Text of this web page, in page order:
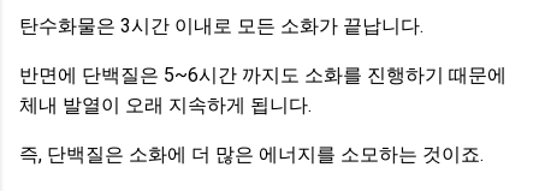
탄수화물은 3시간 이내로 모든 소화가 끝납니다.
반면에 단백질은 5~6시간 까지도 소화를 진행하기 때문에
체내 발열이 오래 지속하게 됩니다.
즉, 단백질은 소화에 더 많은 에너지를 소모하는 것이죠.